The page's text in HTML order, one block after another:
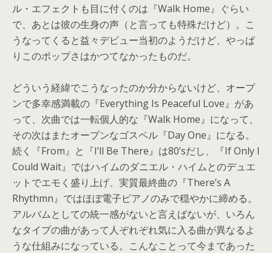
ル・ エフェクトも目に付くのは『Walk Home』ぐらい
で、あとは彼の生身の声（と言っても特殊だけど）。 こ
うなってくると益々デビュー当初のようだけど、 やっぱ
りこのポップさはかつてなかったものだ。
どういう経緯でこうなったのか分からないけど、 オープ
ンで多幸感満載の『Everything Is Peaceful Love』があ
って、次曲では一転個人的な『Walk Home』になって、
その次はまたオープンなゴスペル『Day One』になる。
続く『From』と『I’ll Be There』は80’sだし、『If Only I
Could Wait』ではハイムのダニエル・ハイムとのデュエ
ットでエモく 盛り上げ​、実質最終曲の『There’s A
Rhythmn​』ではほぼ電子ピアノのみで穏やかに締める。
アルバムとしての統一感がないと言えばないが、いろん
なタイプの曲があって人ぞれぞれ気に入る曲が異なるよ
う な仕組みになっている。こんなことって今まであった